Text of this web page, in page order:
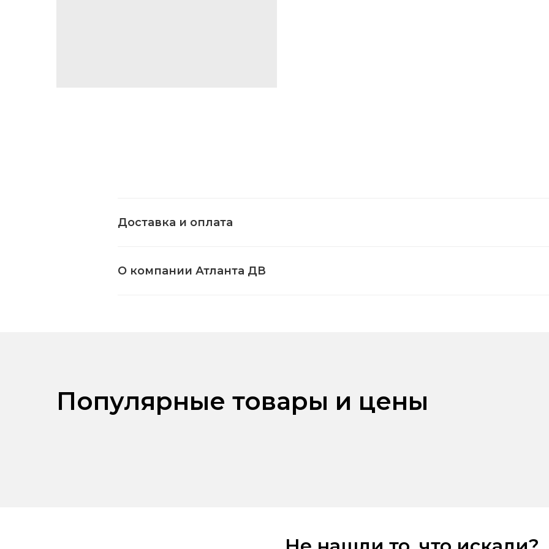
Доставка и оплата
О компании Атланта ДВ
Популярные товары и цены